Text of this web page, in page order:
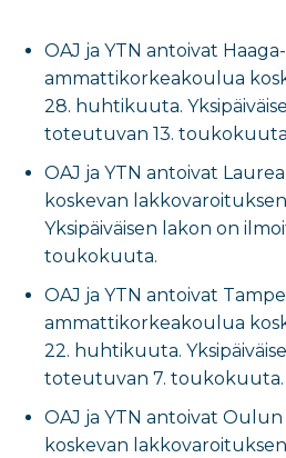
OAJ ja YTN antoivat
ammattikorkeakoulua
28. huhtikuuta.
toteutuvan 13.
OAJ ja YTN antoivat
koskevan
Yksipäiväisen lakon on
toukokuuta.
OAJ ja YTN antoivat
ammattikorkeakoulua
22. huhtikuuta.
toteutuvan 7. toukokuuta.
OAJ ja YTN antoivat
koskevan